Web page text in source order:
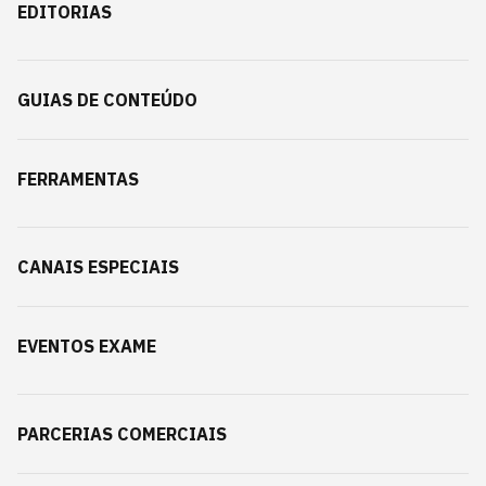
EDITORIAS
GUIAS DE CONTEÚDO
FERRAMENTAS
CANAIS ESPECIAIS
EVENTOS EXAME
PARCERIAS COMERCIAIS